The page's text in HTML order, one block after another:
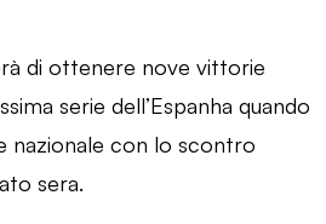
di ottenere nove vittorie
serie dell’Espanha quando
nazionale con lo scontro
sera.